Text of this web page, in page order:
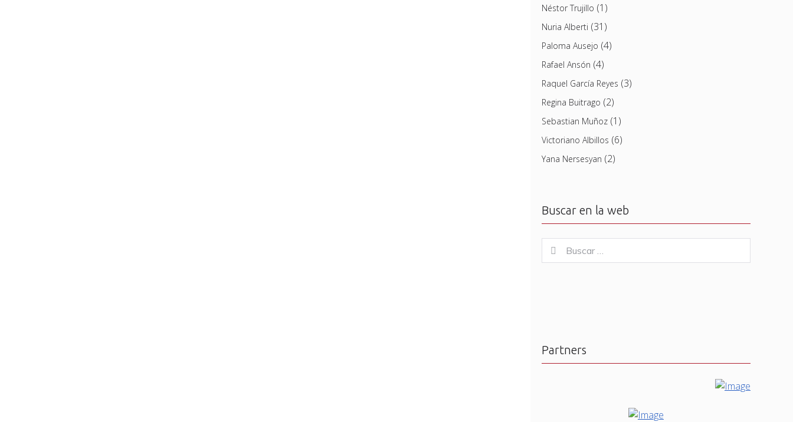
Néstor Trujillo (1)
Nuria Alberti (31)
Paloma Ausejo (4)
Rafael Ansón (4)
Raquel García Reyes (3)
Regina Buitrago (2)
Sebastian Muñoz(1)
Victoriano Albillos (6)
Yana Nersesyan (2)
Buscar en la web
for:
Buscar
Partners